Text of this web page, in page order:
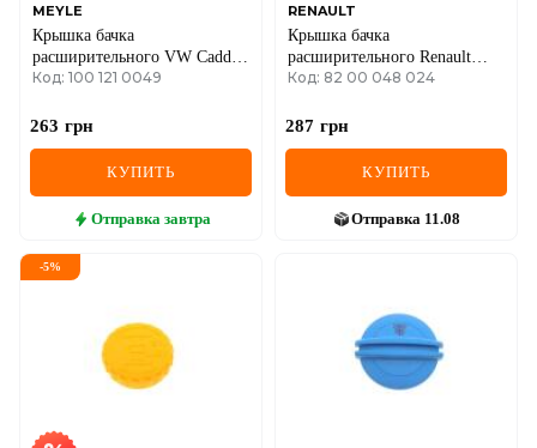
LANCIA
LEXUS
LINCOLN
MEYLE
Крышка бачка
расширительного VW Caddy
03-/Crafter/T5
Код: 100 121 0049
263 грн
КУПИТЬ
Отправка завтра
RENAULT
Крышка бачка
расширительного Renault
Kangoo/Trafic 01-
Код: 82 00 048 024
287 грн
КУПИТЬ
Отправка 11.08
-5%